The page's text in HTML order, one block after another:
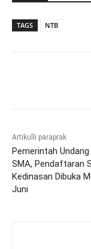
TAGS NTB
Artikulli paraprak
Pemerintah
SMA, Pendaftaran
Kedinasan Dibuka
Juni